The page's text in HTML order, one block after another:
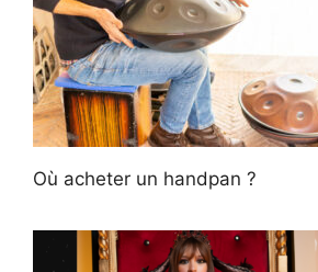
Où acheter un handpan ?